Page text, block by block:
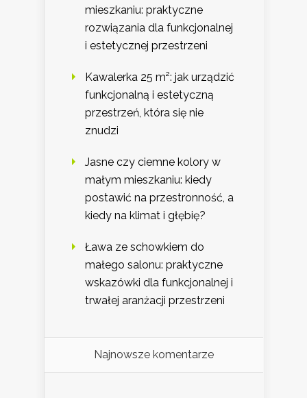
mieszkaniu: praktyczne
rozwiązania dla funkcjonalnej
i estetycznej przestrzeni
Kawalerka 25 m²: jak urządzić
funkcjonalną i estetyczną
przestrzeń, która się nie
znudzi
Jasne czy ciemne kolory w
małym mieszkaniu: kiedy
postawić na przestronność, a
kiedy na klimat i głębię?
Ława ze schowkiem do
małego salonu: praktyczne
wskazówki dla funkcjonalnej i
trwałej aranżacji przestrzeni
Najnowsze komentarze